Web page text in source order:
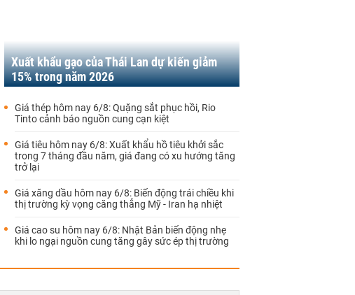
Xuất khẩu gạo của Thái Lan dự kiến giảm
15% trong năm 2026
Giá thép hôm nay 6/8: Quặng sắt phục hồi, Rio
Tinto cảnh báo nguồn cung cạn kiệt
Giá tiêu hôm nay 6/8: Xuất khẩu hồ tiêu khởi sắc
trong 7 tháng đầu năm, giá đang có xu hướng tăng
trở lại
Giá xăng dầu hôm nay 6/8: Biến động trái chiều khi
thị trường kỳ vọng căng thẳng Mỹ - Iran hạ nhiệt
Giá cao su hôm nay 6/8: Nhật Bản biến động nhẹ
khi lo ngại nguồn cung tăng gây sức ép thị trường